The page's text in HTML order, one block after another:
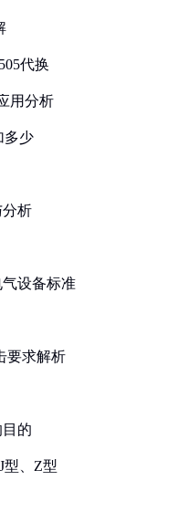
代换
用分析
多少
析
设备标准
要求解析
的
型、Z型